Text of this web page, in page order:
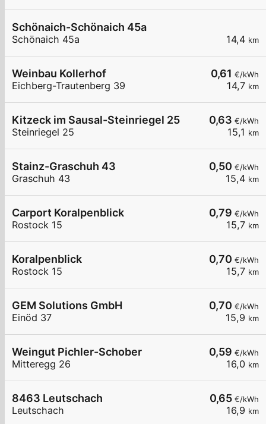
14,4 km
Schönaich-Schönaich 45a
Schönaich 45a
0,61 €/kWh
14,7 km
Weinbau Kollerhof
Eichberg-Trautenberg 39
0,63 €/kWh
15,1 km
Kitzeck im Sausal-Steinriegel 25
Steinriegel 25
0,50 €/kWh
15,4 km
Stainz-Graschuh 43
Graschuh 43
0,79 €/kWh
15,7 km
Carport Koralpenblick
Rostock 15
0,70 €/kWh
15,7 km
Koralpenblick
Rostock 15
0,70 €/kWh
15,9 km
GEM Solutions GmbH
Einöd 37
0,59 €/kWh
16,0 km
Weingut Pichler-Schober
Mitteregg 26
0,65 €/kWh
16,9 km
8463 Leutschach
Leutschach